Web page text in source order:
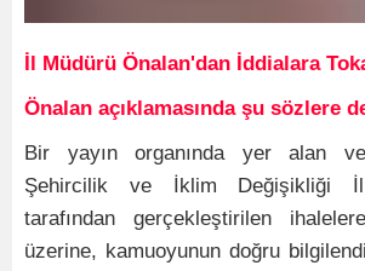
İl Müdürü Önalan'dan İddialara
Önalan açıklamasında şu sözlere
Bir yayın organında yer alan
Şehircilik ve İklim Değişikliği İl
tarafından gerçekleştirilen
üzerine, kamuoyunun doğru